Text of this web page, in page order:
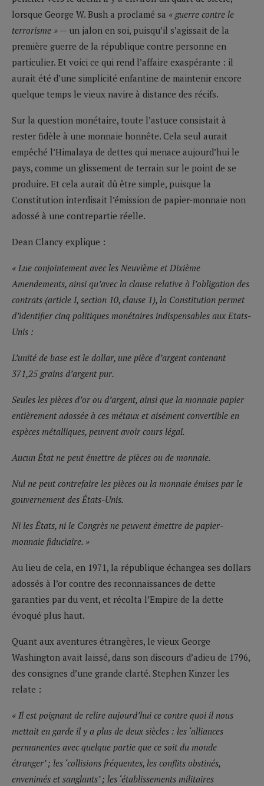
lorsque George W. Bush a proclamé sa « guerre contre le
terrorisme » — un jalon en soi, puisqu’il s’agissait de la
première guerre de la république contre personne en
particulier. Et voici ce qui rend l’affaire exaspérante : il
aurait été d’une simplicité enfantine de maintenir encore
quelque temps le vieux navire à distance des récifs.
Sur la question monétaire, toute l’astuce consistait à
rester fidèle à une monnaie honnête. Cela seul aurait
empêché l’Himalaya de dettes qui menace aujourd’hui le
pays, comme un glissement de terrain sur le point de se
produire. Et cela aurait dû être simple, puisque la
Constitution interdisait l’émission de papier-monnaie non
adossé à une contrepartie réelle.
Dean Clancy explique :
« Lue conjointement avec les Neuvième et Dixième
Amendements, ainsi qu’avec la clause relative à l’obligation des
contrats (article I, section 10, clause 1), la Constitution permet
d’identifier cinq politiques monétaires indispensables aux Etats-
Unis :
L’unité de base est le dollar, une pièce d’argent contenant
371,25 grains d’argent pur.
Seules les pièces d’or ou d’argent, ainsi que la monnaie papier
entièrement adossée à ces métaux et aisément convertible en
espèces métalliques, peuvent avoir cours légal.
Aucun État ne peut émettre de pièces ou de monnaie.
Nul ne peut contrefaire les pièces ou la monnaie émises par le
gouvernement des États-Unis.
Ni les États, ni le Congrès ne peuvent émettre de papier-
monnaie fiduciaire. »
Au lieu de cela, en 1971, la république échangea ses dollars
adossés à l’or contre des reconnaissances de dette
garanties par du vent, et récolta l’Empire de la dette
évoqué plus haut.
Quant aux aventures étrangères, le vieux George
Washington avait laissé, dans son discours d’adieu de 1796,
des consignes d’une grande clarté. Stephen Kinzer les
relate :
« Il est poignant de relire aujourd’hui ce contre quoi il nous
mettait en garde il y a plus de deux siècles : les ‘alliances
permanentes avec quelque partie que ce soit du monde
étranger’ ; les ‘collisions fréquentes, les conflits obstinés,
envenimés et sanglants’ ; les ‘établissements militaires